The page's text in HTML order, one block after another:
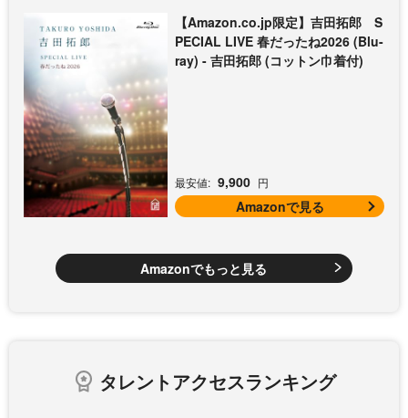
【Amazon.co.jp限定】吉田拓郎 S
PECIAL LIVE 春だったね2026 (Blu-
ray) - 吉田拓郎 (コットン巾着付)
最安値: 9,900 円
Amazonで見る
Amazonでもっと見る
タレントアクセスランキング